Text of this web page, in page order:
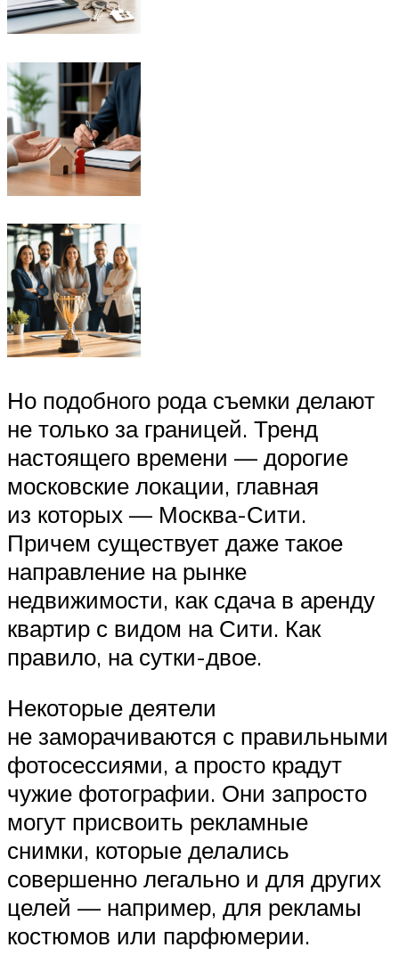
Но подобного рода съемки делают
не только за границей. Тренд
настоящего времени — дорогие
московские локации, главная
из которых — Москва-Сити.
Причем существует даже такое
направление на рынке
недвижимости, как сдача в аренду
квартир с видом на Сити. Как
правило, на сутки-двое.
Некоторые деятели
не заморачиваются с правильными
фотосессиями, а просто крадут
чужие фотографии. Они запросто
могут присвоить рекламные
снимки, которые делались
совершенно легально и для других
целей — например, для рекламы
костюмов или парфюмерии.